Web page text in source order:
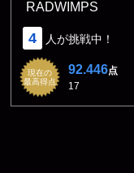
RADWIMPS
4 人が挑戦中！
現在の
最高得点
92.446点
17